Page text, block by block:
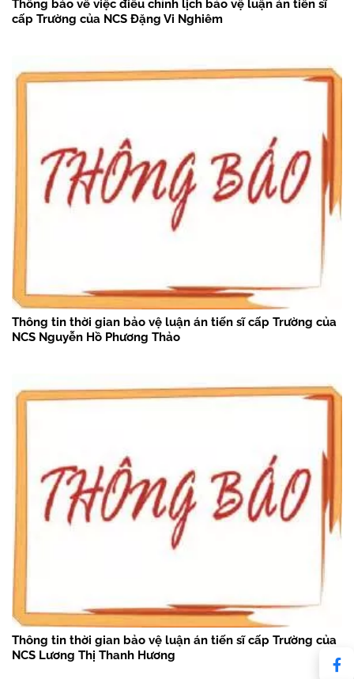
Thông báo về việc điều chỉnh lịch bảo vệ luận án tiến sĩ
cấp Trường của NCS Đặng Vi Nghiêm
Thông tin thời gian bảo vệ luận án tiến sĩ cấp Trường của
NCS Nguyễn Hồ Phương Thảo
Thông tin thời gian bảo vệ luận án tiến sĩ cấp Trường của
NCS Lương Thị Thanh Hương